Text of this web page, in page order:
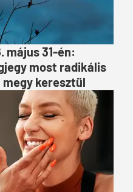
május 31-én:
most radikális
keresztül